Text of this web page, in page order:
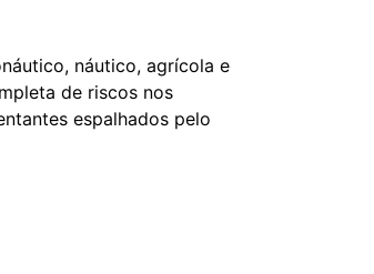
náutico, agrícola e
de riscos nos
espalhados pelo